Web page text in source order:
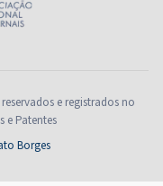
e registrados no
e Patentes
Borges